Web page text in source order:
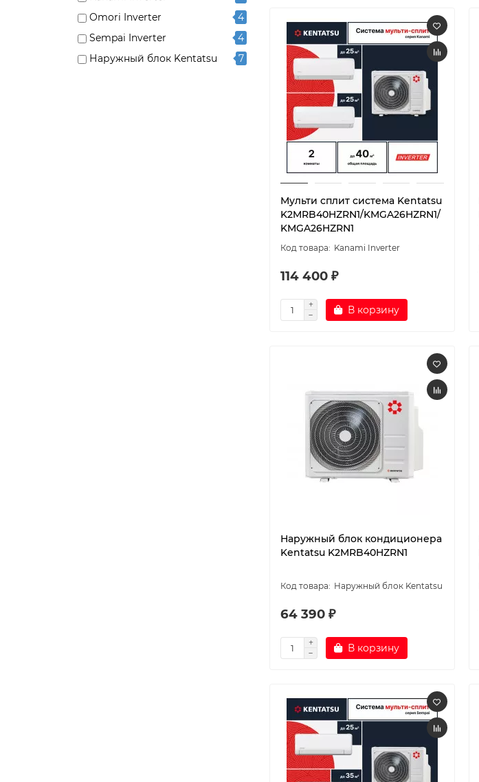
Omori Inverter
4
Sempai Inverter
4
Наружный блок Kentatsu
7
Мульти сплит система Kentatsu
K2MRB40HZRN1/KMGA26HZRN1/
KMGA26HZRN1
Kanami Inverter
114 400 ₽
В корзину
Наружный блок кондиционера
Kentatsu K2MRB40HZRN1
Наружный блок Kentatsu
64 390 ₽
В корзину